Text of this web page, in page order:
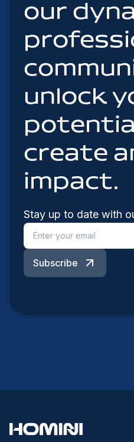
our
unlock
create
impact.
Stay up to date with
Subscribe